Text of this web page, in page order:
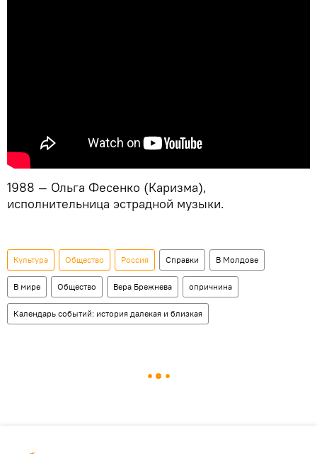
1988 — Ольга Фесенко (Каризма),
исполнительница эстрадной музыки.
Культура Общество Россия Справки В Молдове
В мире Общество Вера Брежнева опричнина
Календарь событий: история далекая и близкая